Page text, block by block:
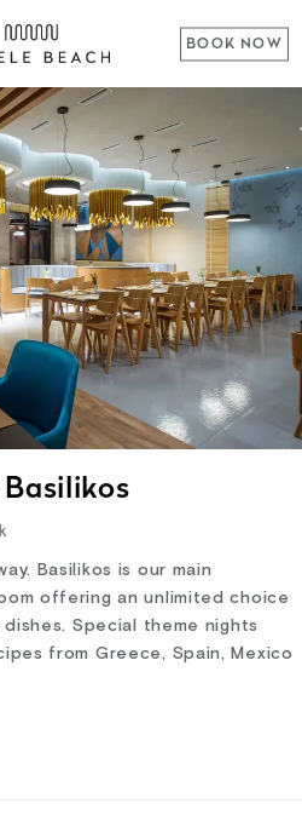
BOOK NOW
Basilikos is our main
offering an unlimited choice
Special theme nights
from Greece, Spain, Mexico